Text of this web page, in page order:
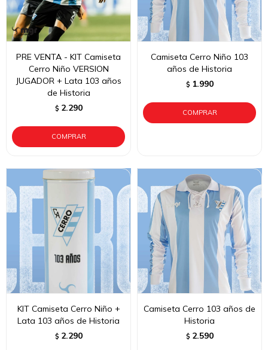
PRE VENTA - KIT Camiseta
Cerro Niño VERSION
JUGADOR + Lata 103 años
de Historia
$ 2.290
Camiseta Cerro Niño 103
años de Historia
$ 1.990
KIT Camiseta Cerro Niño +
Lata 103 años de Historia
$ 2.290
Camiseta Cerro 103 años de
Historia
$ 2.590